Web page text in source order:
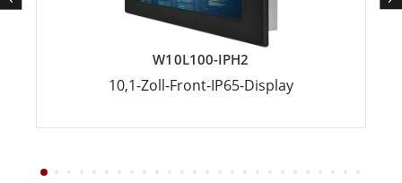
W10L100-IPH2
10,1-Zoll-Front-IP65-Display